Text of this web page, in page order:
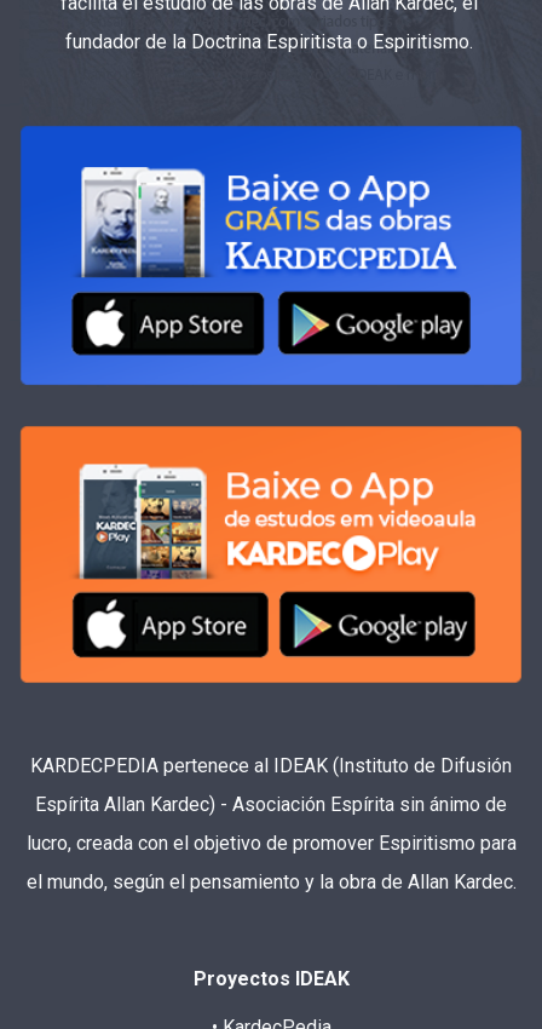
fundador de la Doctrina Espiritista o Espiritismo.
KARDECPEDIA pertenece al IDEAK (Instituto de Difusión
Espírita Allan Kardec) - Asociación Espírita sin ánimo de
lucro, creada con el objetivo de promover Espiritismo para
el mundo, según el pensamiento y la obra de Allan Kardec.
Proyectos IDEAK